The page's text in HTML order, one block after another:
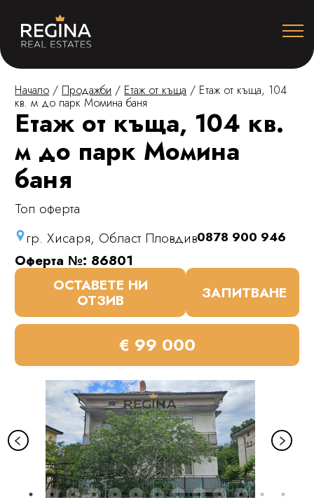
Начало / Продажби / Етаж от къща / Етаж от къща, 104
кв. м до парк Момина баня
Етаж от къща, 104 кв.
м до парк Момина
баня
Топ оферта
гр. Хисаря, Област Пловдив0878 900 946
Оферта №: 86801
ОСТАВЕТЕ НИ
ОТЗИВ ЗАПИТВАНЕ
€ 99 000